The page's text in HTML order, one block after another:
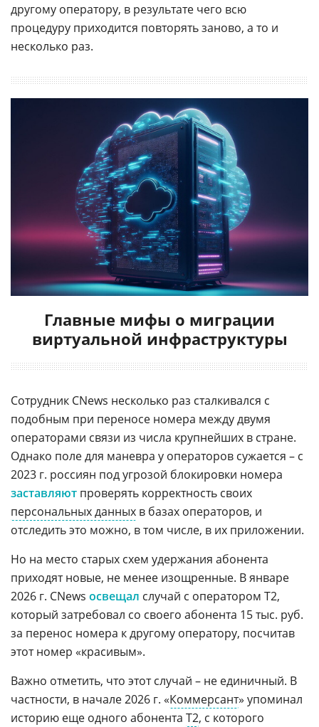
другому оператору, в результате чего всю
процедуру приходится повторять заново, а то и
несколько раз.
Главные мифы о миграции
виртуальной инфраструктуры
Сотрудник CNews несколько раз сталкивался с
подобным при переносе номера между двумя
операторами связи из числа крупнейших в стране.
Однако поле для маневра у операторов сужается – с
2023 г. россиян под угрозой блокировки номера
заставляют проверять корректность своих
персональных данных в базах операторов, и
отследить это можно, в том числе, в их приложении.
Но на место старых схем удержания абонента
приходят новые, не менее изощренные. В январе
2026 г. CNews освещал случай с оператором Т2,
который затребовал со своего абонента 15 тыс. руб.
за перенос номера к другому оператору, посчитав
этот номер «красивым».
Важно отметить, что этот случай – не единичный. В
частности, в начале 2026 г. «Коммерсант» упоминал
историю еще одного абонента Т2, с которого